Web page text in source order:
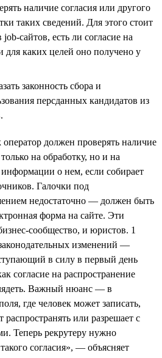
наличие согласия или другого
таких сведений. Для этого стоит
сайтов, есть ли согласие на
для каких целей оно получено у
законность сбора и
персданных кандидатов из
оператор должен проверять наличие
на обработку, но и на
о нем, если собирает
Галочки под
недостаточно — должен быть
форма на сайте. Эти
сообщество, и юристов. 1
изменений —
в силу в первый день
согласие на распространение
Важный нюанс — в
где человек может записать,
или разрешает с
Теперь рекрутеру нужно
согласия», — объясняет